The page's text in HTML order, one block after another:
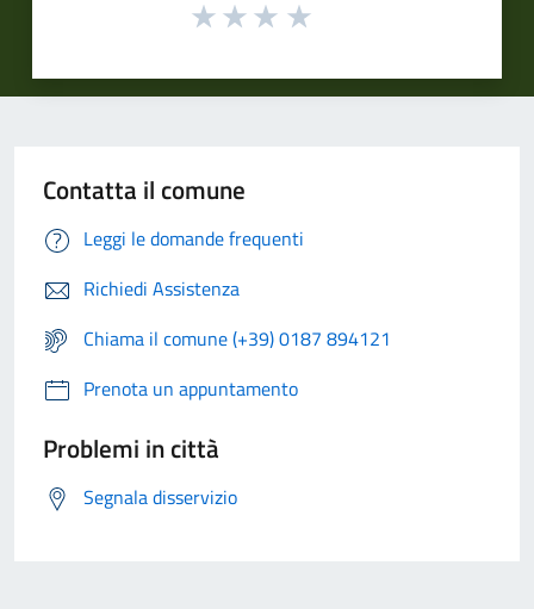
Contatta il comune
Leggi le domande frequenti
Richiedi Assistenza
Chiama il comune (+39) 0187 894121
Prenota un appuntamento
Problemi in città
Segnala disservizio